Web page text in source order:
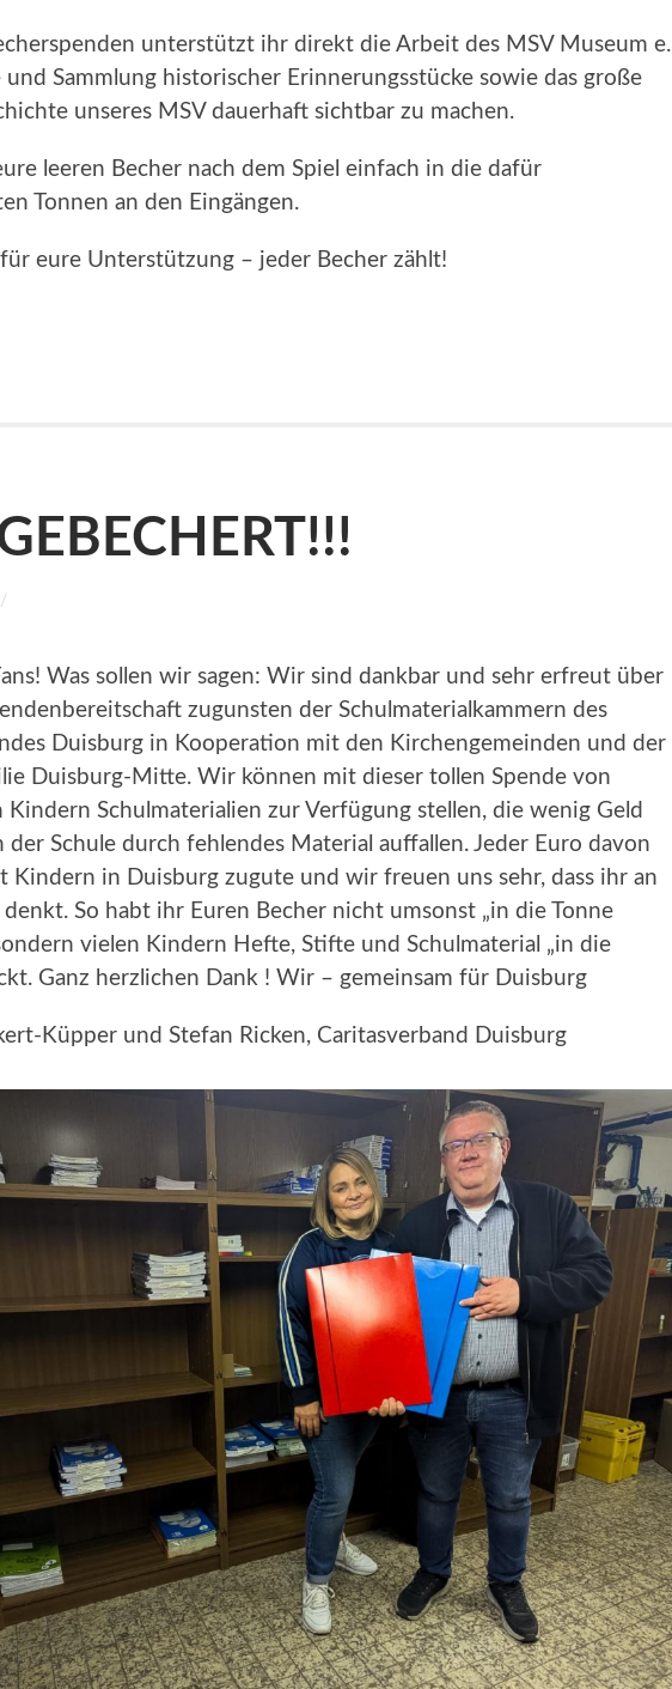
unterstützt ihr direkt die Arbeit des MSV Museum e.
und Sammlung historischer Erinnerungsstücke sowie das große
unseres MSV dauerhaft sichtbar zu machen.
leeren Becher nach dem Spiel einfach in die dafür
Tonnen an den Eingängen.
eure Unterstützung – jeder Becher zählt!
/
Was sollen wir sagen: Wir sind dankbar und sehr erfreut über
zugunsten der Schulmaterialkammern des
Duisburg in Kooperation mit den Kirchengemeinden und der
Duisburg-Mitte. Wir können mit dieser tollen Spende von
Kindern Schulmaterialien zur Verfügung stellen, die wenig Geld
der Schule durch fehlendes Material auffallen. Jeder Euro davon
Kindern in Duisburg zugute und wir freuen uns sehr, dass ihr an
So habt ihr Euren Becher nicht umsonst „in die Tonne
vielen Kindern Hefte, Stifte und Schulmaterial „in die
Ganz herzlichen Dank ! Wir – gemeinsam für Duisburg
Küpper und Stefan Ricken, Caritasverband Duisburg